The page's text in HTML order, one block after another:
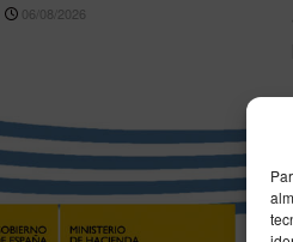
06/08/2026